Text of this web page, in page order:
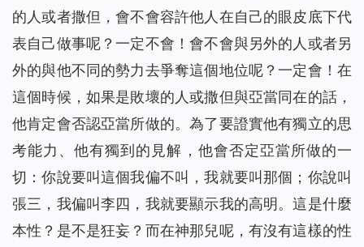
的人或者撒但，會不會容許他人在自己的眼皮底下代
表自己做事呢？一定不會！會不會與另外的人或者另
外的與他不同的勢力去爭奪這個地位呢？一定會！在
這個時候，如果是敗壞的人或撒但與亞當同在的話，
他肯定會否認亞當所做的。為了要證實他有獨立的思
考能力、他有獨到的見解，他會否定亞當所做的一
切：你說要叫這個我偏不叫，我就要叫那個；你說叫
張三，我偏叫李四，我就要顯示我的高明。這是什麼
本性？是不是狂妄？而在神那兒呢，有沒有這樣的性